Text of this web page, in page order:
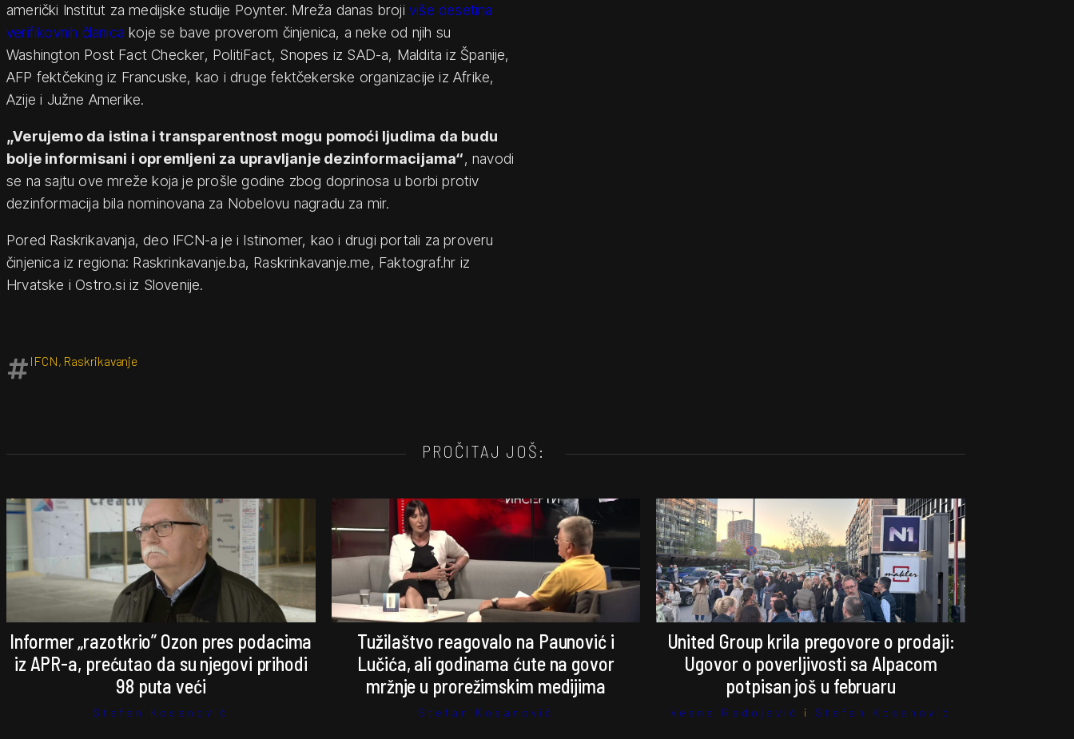
američki Institut za medijske studije Poynter. Mreža danas brojiviše desetina
verifikovnih članicakoje se bave proverom činjenica, a neke od njih su
Washington Post Fact Checker, PolitiFact, Snopes iz SAD-a, Maldita iz Španije,
AFP fektčeking iz Francuske, kao i druge fektčekerske organizacije iz Afrike,
Azije i Južne Amerike.
„Verujemo da istina i transparentnost mogu pomoći ljudima da budu
bolje informisani i opremljeni za upravljanje dezinformacijama“, navodi
se na sajtu ove mreže koja je prošle godine zbog doprinosa u borbi protiv
dezinformacija bila nominovana za Nobelovu nagradu za mir.
Pored Raskrikavanja, deo IFCN-a je i Istinomer, kao i drugi portali za proveru
činjenica iz regiona: Raskrinkavanje.ba, Raskrinkavanje.me, Faktograf.hr iz
Hrvatske i Ostro.si iz Slovenije.
IFCN, Raskrikavanje
PROČITAJ JOŠ:
Informer „razotkrio” Ozon pres podacima
iz APR-a, prećutao da su njegovi prihodi
98 puta veći
Stefan Kosanović
Tužilaštvo reagovalo na Paunović i
Lučića, ali godinama ćute na govor
mržnje u prorežimskim medijima
Stefan Kosanović
United Group krila pregovore o prodaji:
Ugovor o poverljivosti sa Alpacom
potpisan još u februaru
Vesna Radojević i Stefan Kosanović